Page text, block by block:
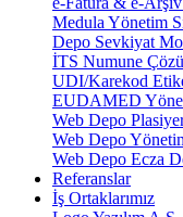
Medula Yönetim
Depo Sevkiyat
İTS Numune
UDI/Karekod
EUDAMED
Web Depo
Web Depo
Web Depo Ecza
Referanslar
İş Ortaklarımız